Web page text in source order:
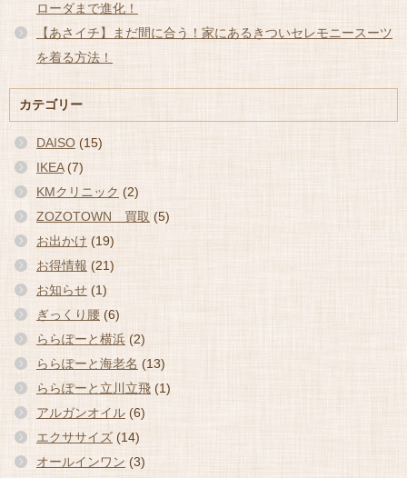
ローダまで進化！
【あさイチ】まだ間に合う！家にあるきついセレモニースーツ
を着る方法！
カテゴリー
DAISO (15)
IKEA(7)
KMクリニック (2)
ZOZOTOWN 買取 (5)
お出かけ (19)
お得情報 (21)
お知らせ (1)
ぎっくり腰 (6)
ららぽーと横浜 (2)
ららぽーと海老名 (13)
ららぽーと立川立飛 (1)
アルガンオイル (6)
エクササイズ (14)
オールインワン (3)